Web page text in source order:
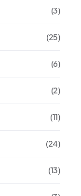
(3)
(25)
(6)
(2)
(11)
(24)
(13)